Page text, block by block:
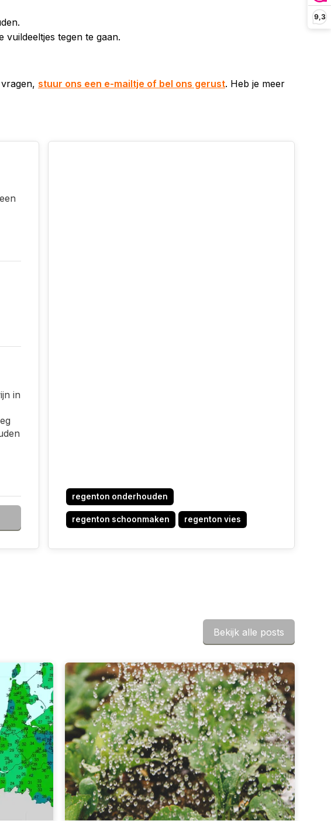
9,3
tegen te gaan.
stuur ons een e-mailtje of bel ons gerust. Heb je meer
in
regenton onderhouden
regenton schoonmaken regenton vies
Bekijk alle posts